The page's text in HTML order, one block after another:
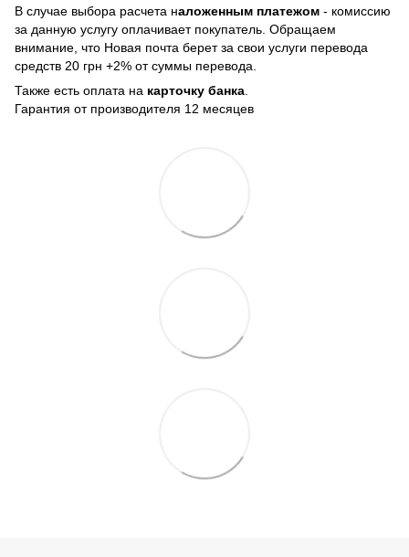
В случае выбора расчета наложенным платежом - комиссию
за данную услугу оплачивает покупатель. Обращаем
внимание, что Новая почта берет за свои услуги перевода
средств 20 грн +2% от суммы перевода.
Также есть оплата на карточку банка
Гарантия от производителя 12 месяцев